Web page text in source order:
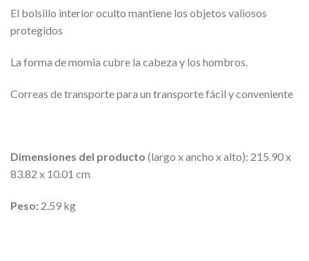
El bolsillo interior oculto mantiene los objetos valiosos
protegidos
La forma de momia cubre la cabeza y los hombros.
Correas de transporte para un transporte fácil y conveniente
Dimensiones del producto (largo x ancho x alto): 215.90 x
83.82 x 10.01 cm
Peso: 2.59 kg